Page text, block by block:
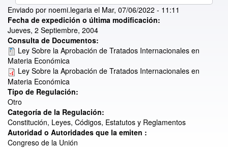
Enviado por noemi.legaria el Mar, 07/06/2022 - 11:11
Fecha de expedición o última modificación:
Jueves, 2 Septiembre, 2004
Consulta de Documentos:
Ley Sobre la Aprobación de Tratados Internacionales en
Materia Económica
Ley Sobre la Aprobación de Tratados Internacionales en
Materia Económica
Tipo de Regulación:
Otro
Categoría de la Regulación:
Constitución, Leyes, Códigos, Estatutos y Reglamentos
Autoridad o Autoridades que la emiten :
Congreso de la Unión